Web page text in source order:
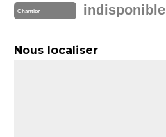
Chantier indisponible
Nous localiser